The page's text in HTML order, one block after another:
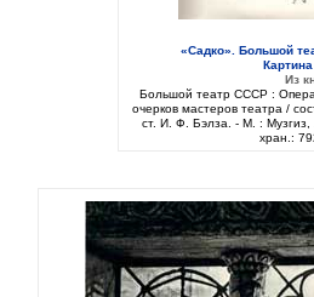
«Садко». Большой
Из
Большой театр СССР :
очерков мастеров театра /
ст. И. Ф. Бэлза. - М. :
хран.: